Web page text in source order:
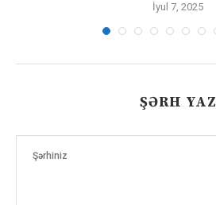
İyul 7, 2025
ŞƏRH YAZ